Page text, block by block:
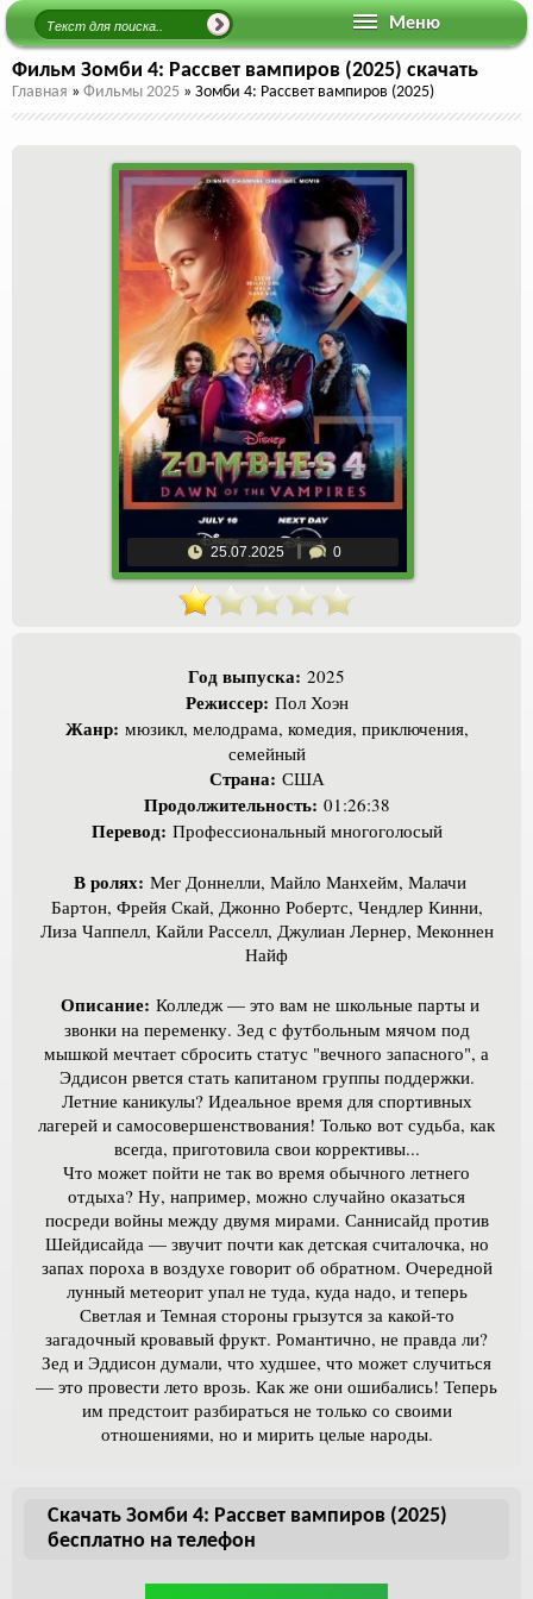
Меню
Фильм Зомби 4: Рассвет вампиров (2025) скачать
Главная » Фильмы 2025 » Зомби 4: Рассвет вампиров (2025)
25.07.2025 0
Год выпуска: 2025
Режиссер: Пол Хоэн
Жанр: мюзикл, мелодрама, комедия, приключения,
семейный
Страна: США
Продолжительность: 01:26:38
Перевод: Профессиональный многоголосый
В ролях: Мег Доннелли, Майло Манхейм, Малачи
Бартон, Фрейя Скай, Джонно Робертс, Чендлер Кинни,
Лиза Чаппелл, Кайли Расселл, Джулиан Лернер, Меконнен
Найф
Описание: Колледж — это вам не школьные парты и
звонки на переменку. Зед с футбольным мячом под
мышкой мечтает сбросить статус "вечного запасного", а
Эддисон рвется стать капитаном группы поддержки.
Летние каникулы? Идеальное время для спортивных
лагерей и самосовершенствования! Только вот судьба, как
всегда, приготовила свои коррективы...
Что может пойти не так во время обычного летнего
отдыха? Ну, например, можно случайно оказаться
посреди войны между двумя мирами. Саннисайд против
Шейдисайда — звучит почти как детская считалочка, но
запах пороха в воздухе говорит об обратном. Очередной
лунный метеорит упал не туда, куда надо, и теперь
Светлая и Темная стороны грызутся за какой-то
загадочный кровавый фрукт. Романтично, не правда ли?
Зед и Эддисон думали, что худшее, что может случиться
— это провести лето врозь. Как же они ошибались! Теперь
им предстоит разбираться не только со своими
отношениями, но и мирить целые народы.
Скачать Зомби 4: Рассвет вампиров (2025)
бесплатно на телефон